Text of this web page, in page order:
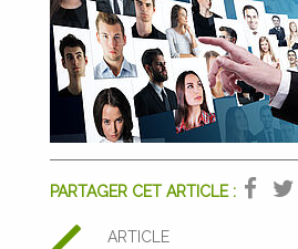
PARTAGER CET ARTICLE :
ARTICLE